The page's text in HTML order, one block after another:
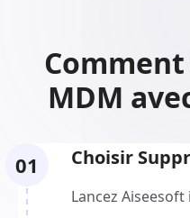
MDM
01 Choisir
Lancez